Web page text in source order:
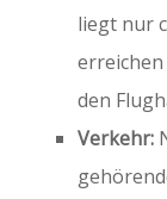
liegt nur
den
Verkehr: